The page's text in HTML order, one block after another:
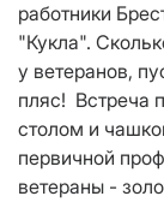
работники
"Кукла".
у ветеранов,
пляс! Встреча
столом и
первичной
ветераны -